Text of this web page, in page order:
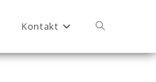
Kontakt